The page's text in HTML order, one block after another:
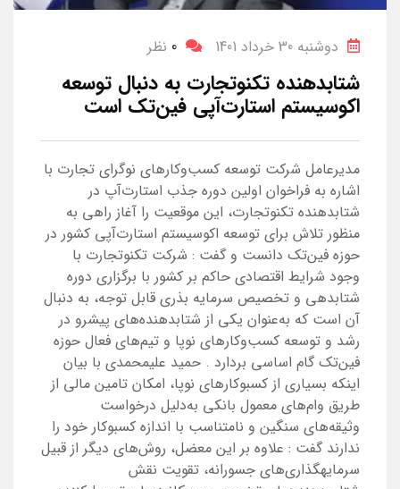
دوشنبه 30 خرداد 1401 0 نظر
شتابدهنده تکنوتجارت به دنبال توسعه
اکوسیستم استارت‌آپی فین‌تک است
مدیرعامل شرکت توسعه کسب‌وکارهای نوگرای تجارت با
اشاره به فراخوان اولین دوره جذب استارت‌آپ در
شتابدهنده تکنوتجارت، این موقعیت را آغاز راهی به
منظور تلاش برای توسعه اکوسیستم استارت‌آپی کشور در
حوزه فین‌تک دانست و گفت : شرکت تکنوتجارت با
وجود شرایط اقتصادی حاکم بر کشور با برگزاری دوره
شتابدهی و تخصیص سرمایه بذری قابل توجه، به دنبال
آن است که به‌عنوان یکی از شتابدهنده‌های پیشرو در
رشد و توسعه کسب‌و‌کارهای نوپا و تیم‌های فعال حوزه
فین‌تک گام اساسی بردارد . حمید علیمحمدی با بیان
اینکه بسیاری از کسب‎وکارهای نوپا، امکان تامین مالی از
طریق وام‌های معمول بانکی به‌دلیل درخواست
وثیقه‌های سنگین و نامتناسب با اندازه کسب‎وکار خود را
ندارند گفت : علاوه بر این معضل، روش‌های دیگر از قبیل
سرمایه‎گذاری‌های جسورانه، تقویت نقش